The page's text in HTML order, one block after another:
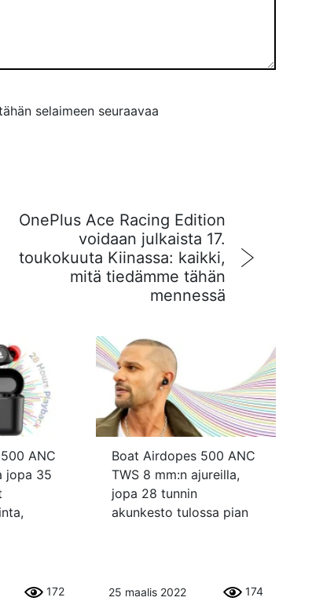
selaimeen seuraavaa
OnePlus Ace Racing Edition
voidaan julkaista 17.
toukokuuta Kiinassa: kaikki,
mitä tiedämme tähän
mennessä
ANC
jopa 35
172
Boat Airdopes 500 ANC
TWS 8 mm:n ajureilla,
jopa 28 tunnin
akunkesto tulossa pian
25 maalis 2022 174